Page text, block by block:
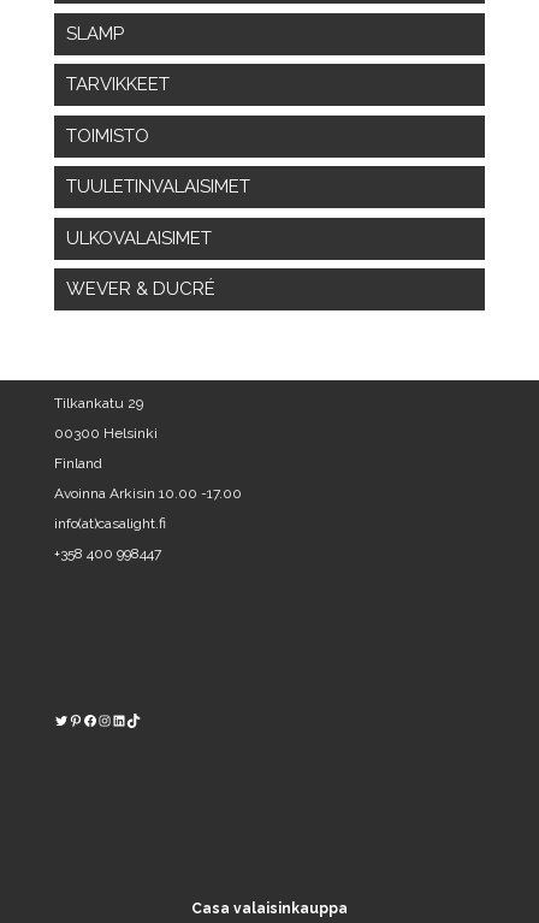
SLAMP
TARVIKKEET
TOIMISTO
TUULETINVALAISIMET
ULKOVALAISIMET
WEVER & DUCRÉ
Tilkankatu 29
00300 Helsinki
Finland
Avoinna Arkisin 10.00 -17.00
info(at)casalight.fi
+358 400 998447
Twitter
Pinterest
https://www.facebook.com/kodinvalaisin/
Instagram
LinkedIn
TikTok
Casa valaisinkauppa